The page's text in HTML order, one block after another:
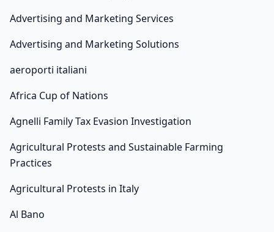
Advertising and Marketing Services
Advertising and Marketing Solutions
aeroporti italiani
Africa Cup of Nations
Agnelli Family Tax Evasion Investigation
Agricultural Protests and Sustainable Farming
Practices
Agricultural Protests in Italy
Al Bano